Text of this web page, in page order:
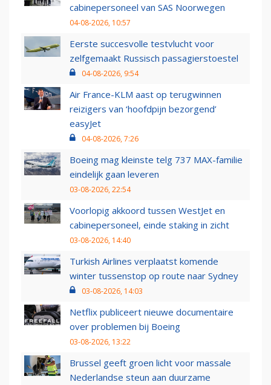
cabinepersoneel van SAS Noorwegen
04-08-2026, 10:57
Eerste succesvolle testvlucht voor
zelfgemaakt Russisch passagierstoestel
04-08-2026, 9:54
Air France-KLM aast op terugwinnen
reizigers van ‘hoofdpijn bezorgend’
easyJet
04-08-2026, 7:26
Boeing mag kleinste telg 737 MAX-familie
eindelijk gaan leveren
03-08-2026, 22:54
Voorlopig akkoord tussen WestJet en
cabinepersoneel, einde staking in zicht
03-08-2026, 14:40
Turkish Airlines verplaatst komende
winter tussenstop op route naar Sydney
03-08-2026, 14:03
Netflix publiceert nieuwe documentaire
over problemen bij Boeing
03-08-2026, 13:22
Brussel geeft groen licht voor massale
Nederlandse steun aan duurzame